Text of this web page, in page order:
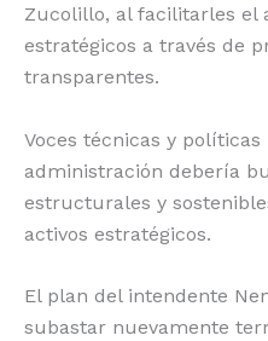
Zucolillo, al facilitarles el
estratégicos a través de
transparentes.
Voces técnicas y
administración debería
estructurales y
activos estratégicos.
El plan del intendente
subastar nuevamente